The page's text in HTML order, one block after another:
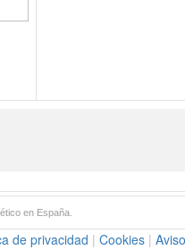
en España.
de privacidad | Cookies |